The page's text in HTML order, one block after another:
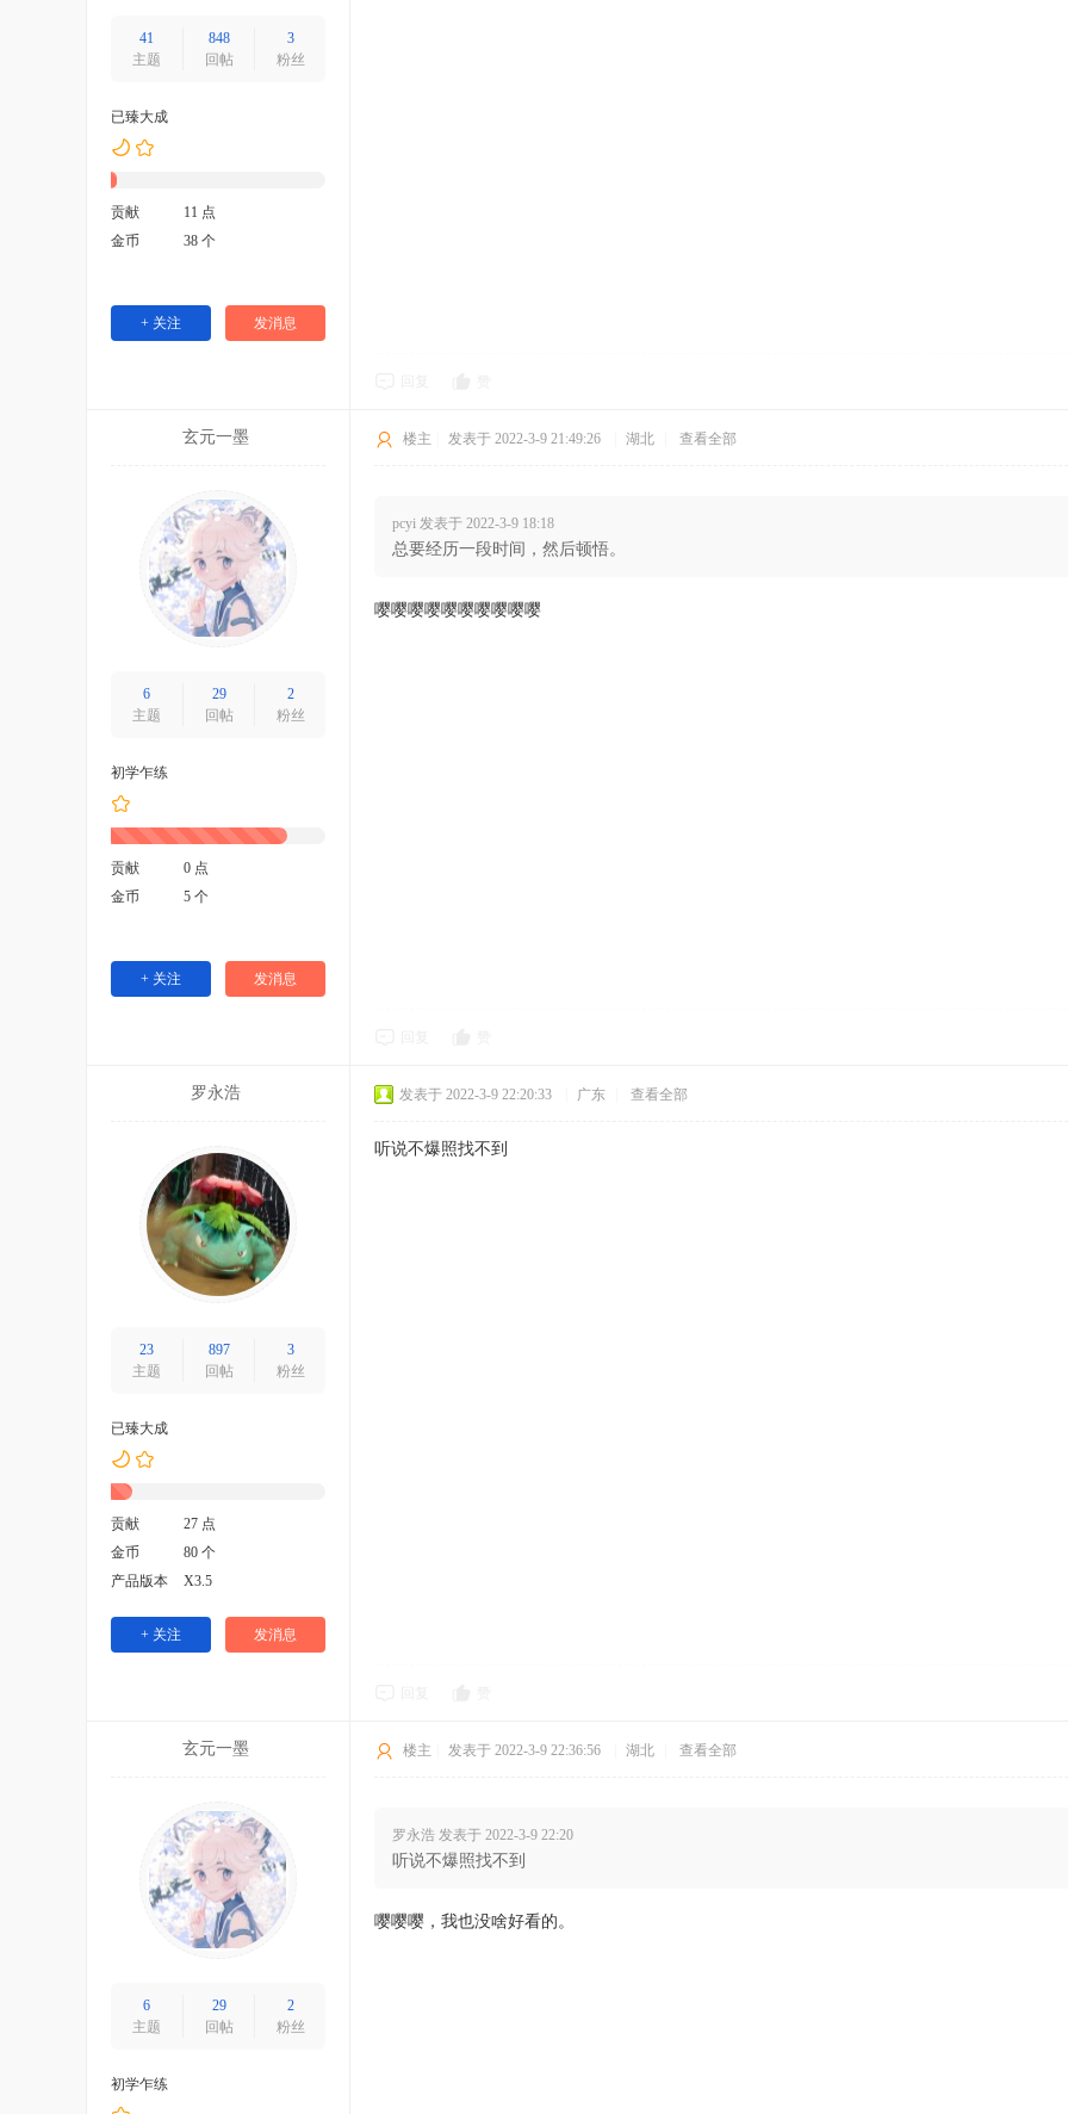
41
主题
848
回帖
3
粉丝
已臻大成
贡献
11 点
金币
38 个
+ 关注 发消息
玄元一墨
6
主题
29
回帖
2
粉丝
初学乍练
贡献
0 点
金币
5 个
+ 关注 发消息
楼主 发表于 2022-3-9 21:49:26 湖北 查看全部
pcyi 发表于 2022-3-9 18:18
总要经历一段时间，然后顿悟。
嘤嘤嘤嘤嘤嘤嘤嘤嘤嘤
罗永浩
23
主题
897
回帖
3
粉丝
已臻大成
贡献
27 点
金币
80 个
产品版本
X3.5
+ 关注 发消息
发表于 2022-3-9 22:20:33 广东 查看全部
听说不爆照找不到
玄元一墨
6
主题
29
回帖
2
粉丝
初学乍练
楼主 发表于 2022-3-9 22:36:56 湖北 查看全部
罗永浩 发表于 2022-3-9 22:20
听说不爆照找不到
嘤嘤嘤，我也没啥好看的。